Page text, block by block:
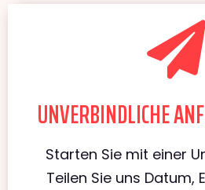
UNVERBINDLICHE
Starten Sie mit einer
Teilen Sie uns Datum,